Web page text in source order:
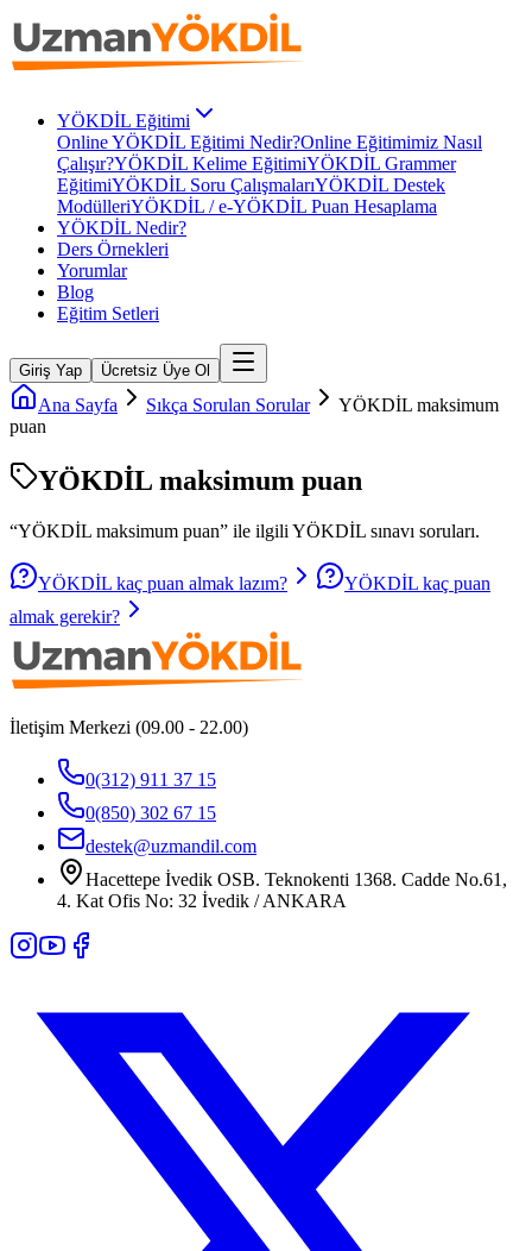
YÖKDİL Eğitimi
Online YÖKDİL Eğitimi Nedir?Online Eğitimimiz Nasıl
Çalışır?YÖKDİL Kelime EğitimiYÖKDİL Grammer
EğitimiYÖKDİL Soru ÇalışmalarıYÖKDİL Destek
ModülleriYÖKDİL / e-YÖKDİL Puan Hesaplama
YÖKDİL Nedir?
Ders Örnekleri
Yorumlar
Blog
Eğitim Setleri
Giriş Yap Ücretsiz Üye Ol
Ana Sayfa Sıkça Sorulan Sorular
YÖKDİL maksimum
puan
YÖKDİL maksimum puan
“YÖKDİL maksimum puan” ile ilgili YÖKDİL sınavı soruları.
YÖKDİL kaç puan almak lazım?
YÖKDİL kaç puan
almak gerekir?
İletişim Merkezi (09.00 - 22.00)
0(312) 911 37 15
0(850) 302 67 15
destek@uzmandil.com
Hacettepe İvedik OSB. Teknokenti 1368. Cadde No.61,
4. Kat Ofis No: 32 İvedik / ANKARA